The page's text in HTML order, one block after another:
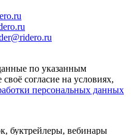
по указанным
согласие на условиях,
персональных данных
буктрейлеры, вебинары